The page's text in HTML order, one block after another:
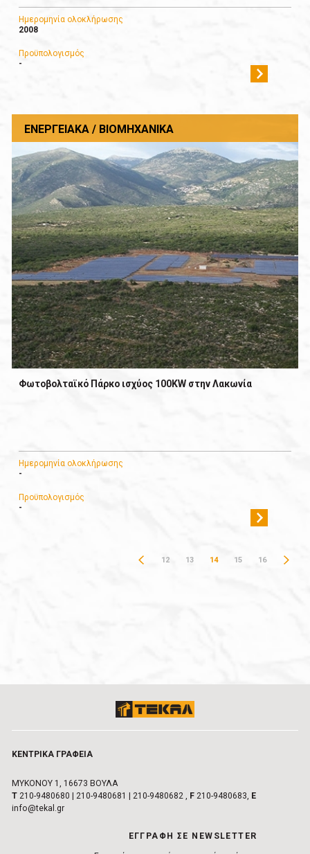
Ημερομηνία ολοκλήρωσης
2008
Προϋπολογισμός
-
ΕΝΕΡΓΕΙΑΚΆ / ΒΙΟΜΗΧΑΝΙΚΆ
Φωτοβολταϊκό Πάρκο ισχύος 100KW στην Λακωνία
Ημερομηνία ολοκλήρωσης
-
Προϋπολογισμός
-
12 13 14 15 16
ΚΕΝΤΡΙΚA ΓΡΑΦΕIΑ
ΜΥΚΟΝΟΥ 1, 16673 ΒΟΥΛA
Τ 210-9480680 210-9480681 210-9480682, F210-9480683, E
info@tekal.gr
EΓΓΡΑΦΗ ΣΕ NEWSLETTER